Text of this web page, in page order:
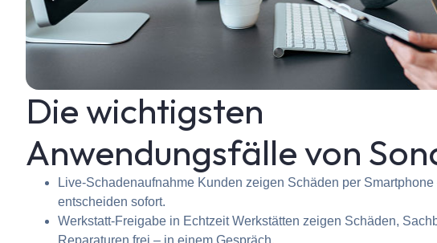
Die wichtigsten
Anwendungsfälle von
Live-Schadenaufnahme Kunden zeigen Schäden per Smartphone
entscheiden sofort.
Werkstatt-Freigabe in Echtzeit Werkstätten zeigen Schäden,
Reparaturen frei – in einem Gespräch.